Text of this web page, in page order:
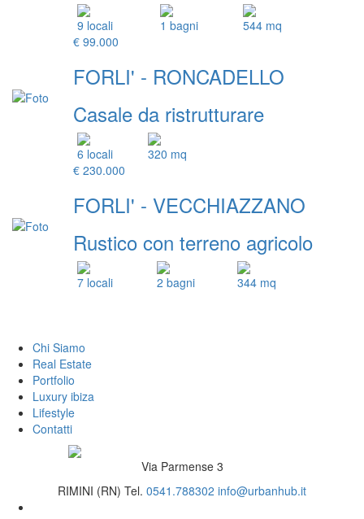
9 locali 1 bagni
544 mq
€ 99.000
FORLI' - RONCADELLO
Casale da ristrutturare
6 locali
320 mq
€ 230.000
FORLI' - VECCHIAZZANO
Rustico con terreno agricolo
7 locali 2 bagni 344 mq
Chi Siamo
Real Estate
Portfolio
Luxury ibiza
Lifestyle
Contatti
Via Parmense 3
RIMINI (RN) Tel. 0541.788302 info@urbanhub.it